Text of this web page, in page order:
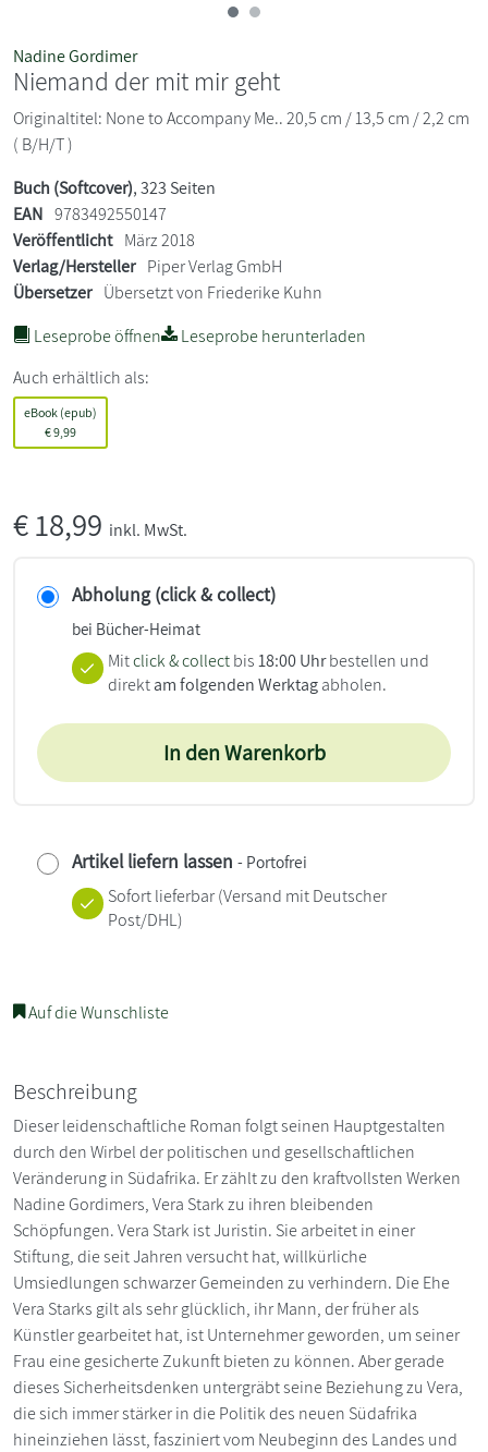
Nadine Gordimer
Niemand der mit mir geht
Originaltitel: None to Accompany Me.. 20,5 cm / 13,5 cm / 2,2 cm
( B/H/T )
Buch (Softcover), 323 Seiten
EAN 9783492550147
Veröffentlicht März 2018
Verlag/Hersteller Piper Verlag GmbH
Übersetzer Übersetzt von Friederike Kuhn
Leseprobe öffnen
Leseprobe herunterladen
Auch erhältlich als:
eBook (epub)
€9,99
€18,99 inkl. MwSt.
Abholung (click & collect)
bei Bücher-Heimat
Mitclick & collect bis18:00 Uhrbestellen und
direktam folgenden Werktagabholen.
In den Warenkorb
Artikel liefern lassen - Portofrei
Sofort lieferbar(Versand mit Deutscher
Post/DHL)
Auf die Wunschliste
Beschreibung
Dieser leidenschaftliche Roman folgt seinen Hauptgestalten
durch den Wirbel der politischen und gesellschaftlichen
Veränderung in Südafrika. Er zählt zu den kraftvollsten Werken
Nadine Gordimers, Vera Stark zu ihren bleibenden
Schöpfungen. Vera Stark ist Juristin. Sie arbeitet in einer
Stiftung, die seit Jahren versucht hat, willkürliche
Umsiedlungen schwarzer Gemeinden zu verhindern. Die Ehe
Vera Starks gilt als sehr glücklich, ihr Mann, der früher als
Künstler gearbeitet hat, ist Unternehmer geworden, um seiner
Frau eine gesicherte Zukunft bieten zu können. Aber gerade
dieses Sicherheitsdenken untergräbt seine Beziehung zu Vera,
die sich immer stärker in die Politik des neuen Südafrika
hineinziehen lässt, fasziniert vom Neubeginn des Landes und